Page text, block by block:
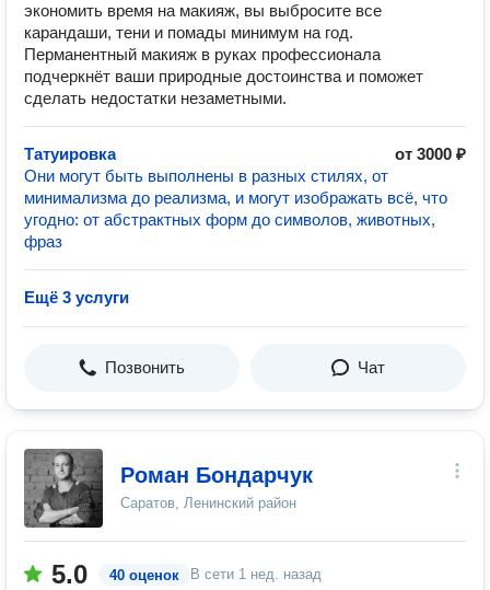
экономить время на макияж, вы выбросите все
карандаши, тени и помады минимум на год.
Перманентный макияж в руках профессионала
подчеркнёт ваши природные достоинства и поможет
сделать недостатки незаметными.
Татуировка
от 3000 ₽
Они могут быть выполнены в разных стилях, от
минимализма до реализма, и могут изображать всё, что
угодно: от абстрактных форм до символов, животных,
фраз
Ещё 3 услуги
Позвонить Чат
Роман Бондарчук
Саратов, Ленинский район
5.0 40 оценок В сети 1 нед. назад